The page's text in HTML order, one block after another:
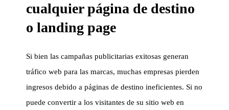
cualquier página de destino
o landing page
Si bien las campañas publicitarias exitosas generan
tráfico web para las marcas, muchas empresas pierden
ingresos debido a páginas de destino ineficientes. Si no
puede convertir a los visitantes de su sitio web en